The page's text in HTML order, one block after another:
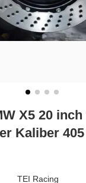
X5 20
Kaliber
TEI Racing